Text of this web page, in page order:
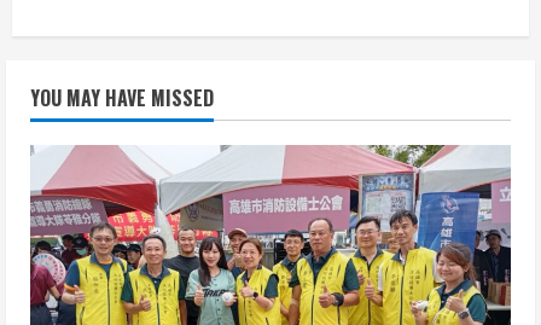
YOU MAY HAVE MISSED